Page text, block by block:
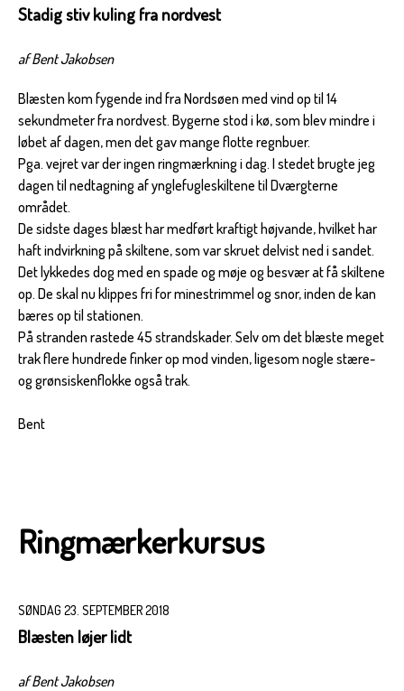
Stadig stiv kuling fra nordvest
af Bent Jakobsen
Blæsten kom fygende ind fra Nordsøen med vind op til 14
sekundmeter fra nordvest. Bygerne stod i kø, som blev mindre i
løbet af dagen, men det gav mange flotte regnbuer.
Pga. vejret var der ingen ringmærkning i dag. I stedet brugte jeg
dagen til nedtagning af ynglefugleskiltene til Dværgterne
området.
De sidste dages blæst har medført kraftigt højvande, hvilket har
haft indvirkning på skiltene, som var skruet delvist ned i sandet.
Det lykkedes dog med en spade og møje og besvær at få skiltene
op. De skal nu klippes fri for minestrimmel og snor, inden de kan
bæres op til stationen.
På stranden rastede 45 strandskader. Selv om det blæste meget
trak flere hundrede finker op mod vinden, ligesom nogle stære-
og grønsiskenflokke også trak.
Bent
Ringmærkerkursus
SØNDAG 23. SEPTEMBER 2018
Blæsten løjer lidt
af Bent Jakobsen